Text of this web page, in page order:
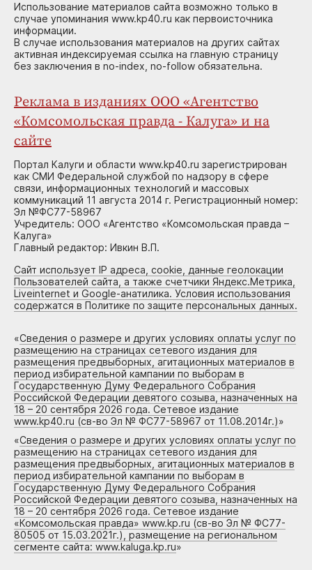
Использование материалов сайта возможно только в
случае упоминания www.kp40.ru как первоисточника
информации.
В случае использования материалов на других сайтах
активная индексируемая ссылка на главную страницу
без заключения в no-index, no-follow обязательна.
Реклама в изданиях ООО «Агентство
«Комсомольская правда - Калуга» и на
сайте
Портал Калуги и области www.kp40.ru зарегистрирован
как СМИ Федеральной службой по надзору в сфере
связи, информационных технологий и массовых
коммуникаций 11 августа 2014 г. Регистрационный номер:
Эл №ФС77-58967
Учредитель: ООО «Агентство «Комсомольская правда –
Калуга»
Главный редактор: Ивкин В.П.
Сайт использует IP адреса, cookie, данные геолокации
Пользователей сайта, а также счетчики Яндекс.Метрика,
Liveinternet и Google-анатилика. Условия использования
содержатся в Политике по защите персональных данных.
«Сведения о размере и других условиях оплаты услуг по
размещению на страницах сетевого издания для
размещения предвыборных, агитационных материалов в
период избирательной кампании по выборам в
Государственную Думу Федерального Собрания
Российской Федерации девятого созыва, назначенных на
18 – 20 сентября 2026 года. Сетевое издание
www.kp40.ru (св-во Эл № ФС77-58967 от 11.08.2014г.)»
«Сведения о размере и других условиях оплаты услуг по
размещению на страницах сетевого издания для
размещения предвыборных, агитационных материалов в
период избирательной кампании по выборам в
Государственную Думу Федерального Собрания
Российской Федерации девятого созыва, назначенных на
18 – 20 сентября 2026 года. Сетевое издание
«Комсомольская правда» www.kp.ru (св-во Эл № ФС77-
80505 от 15.03.2021г.), размещение на региональном
сегменте сайта: www.kaluga.kp.ru»